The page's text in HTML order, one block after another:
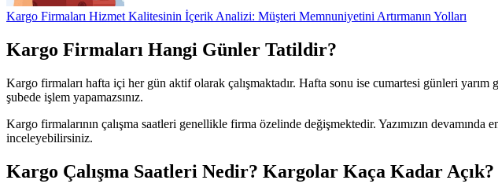
Kargo Firmaları Hizmet Kalitesinin İçerik Analizi: Müşteri Memnuniyetini Artırmanın Yolları
Kargo Firmaları Hangi Günler Tatildir?
Kargo firmaları hafta içi her gün aktif olarak çalışmaktadır. Hafta sonu ise cumartesi günleri
şubede işlem yapamazsınız.
Kargo firmalarının çalışma saatleri genellikle firma özelinde değişmektedir. Yazımızın
inceleyebilirsiniz.
Kargo Çalışma Saatleri Nedir? Kargolar Kaça Kadar Açık?